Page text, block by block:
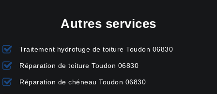
Autres services
Traitement hydrofuge de toiture Toudon 06830
Réparation de toiture Toudon 06830
Réparation de chéneau Toudon 06830